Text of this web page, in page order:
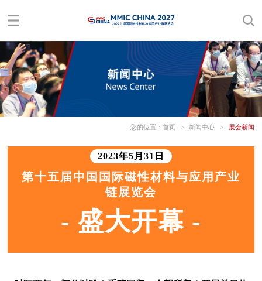
您的位置： 首页 > 新闻中心 > 展会新闻
2023年5月31日
第十五届中国国际磁性材料与应用产业
链展览会
- 盛大开幕 -